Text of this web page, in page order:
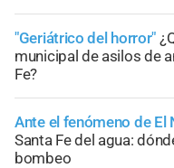
"Geriátrico del horror"
municipal de asilos de
Fe?
Ante el fenómeno de El
Santa Fe del agua:
bombeo